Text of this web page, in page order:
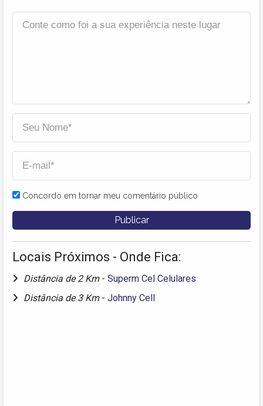
Concordo em tornar meu comentário público
Locais Próximos - Onde Fica:
Distância de 2 Km - Superm Cel Celulares
Distância de 3 Km - Johnny Cell